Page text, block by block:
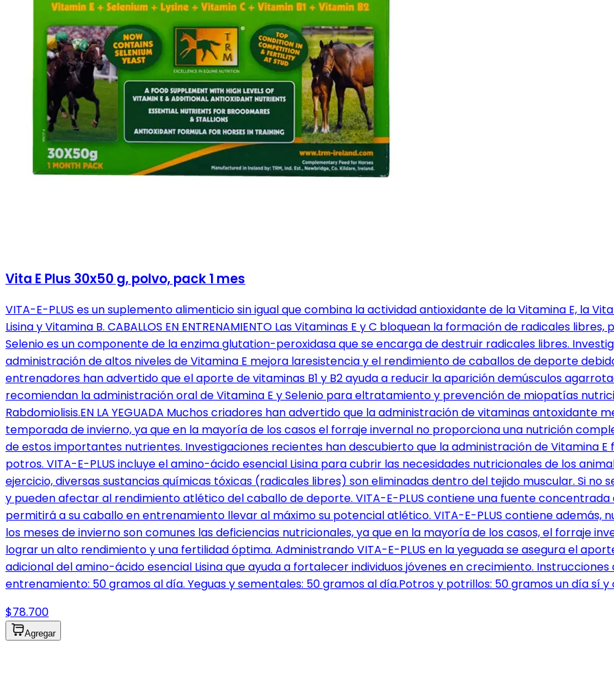
Vita E Plus 30x50 g, polvo, pack 1 mes
VITA-E-PLUS es un suplemento alimenticio sin igual que combina la actividad antioxidante de la Vitamina E, la
Lisina y Vitamina B. CABALLOS EN ENTRENAMIENTO Las Vitaminas E y C bloquean la formación de radicales
Selenio es un componente de la enzima glutation-peroxidasa que se encarga de destruir radicales libres.
administración de altos niveles de Vitamina E mejora laresistencia y el rendimiento de caballos de deporte
entrenadores han advertido que el aporte de vitaminas B1 y B2 ayuda a reducir la aparición demúsculos
recomiendan la administración oral de Vitamina E y Selenio para eltratamiento y prevención de miopatías
Rabdomiolisis.EN LA YEGUADA Muchos criadores han advertido que la administración de vitaminas antoxidante
temporada de invierno, ya que en la mayoría de los casos el forraje invernal no proporciona una nutrición
de estos importantes nutrientes. Investigaciones recientes han descubierto que la administración de Vitamina
potros. VITA-E-PLUS incluye el amino-ácido esencial Lisina para cubrir las necesidades nutricionales de los
ejercicio, diversas sustancias químicas tóxicas (radicales libres) son eliminadas dentro del tejido muscular. Si no
y pueden afectar al rendimiento atlético del caballo de deporte. VITA-E-PLUS contiene una fuente concentrada
permitirá a su caballo en entrenamiento llevar al máximo su potencial atlético. VITA-E-PLUS contiene además,
los meses de invierno son comunes las deficiencias nutricionales, ya que en la mayoría de los casos, el forraje
lograr un alto rendimiento y una fertilidad óptima. Administrando VITA-E-PLUS en la yeguada se asegura el
adicional del amino-ácido esencial Lisina que ayuda a fortalecer individuos jóvenes en crecimiento. Instrucciones
entrenamiento: 50 gramos al día. Yeguas y sementales: 50 gramos al día.Potros y potrillos: 50 gramos un día sí y
$78.700
Agregar